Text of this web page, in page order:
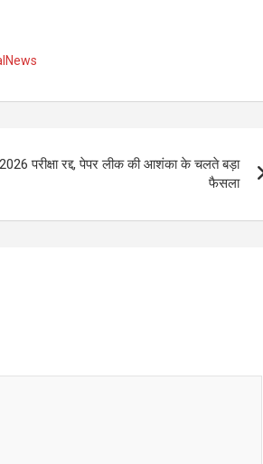
परीक्षा रद्द, पेपर लीक की आशंका के चलते बड़ा
फैसला